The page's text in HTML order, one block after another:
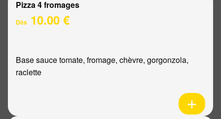
Pizza 4 fromages
Dès 10.00 €
Base sauce tomate, fromage, chèvre, gorgonzola,
raclette